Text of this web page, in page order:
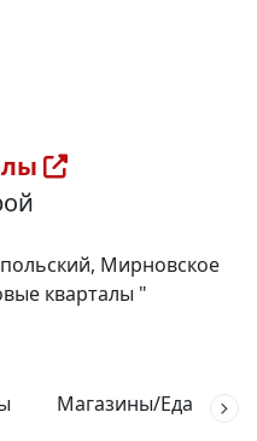
Мирновское
кварталы "
Магазины/Еда